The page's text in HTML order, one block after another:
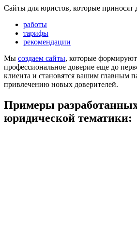
Сайты для юристов, которые приносят
работы
тарифы
рекомендации
Мы создаем сайты, которые
профессиональное доверие еще до
клиента и становятся вашим главным
привлечению новых доверителей.
Примеры
юридической тематики: